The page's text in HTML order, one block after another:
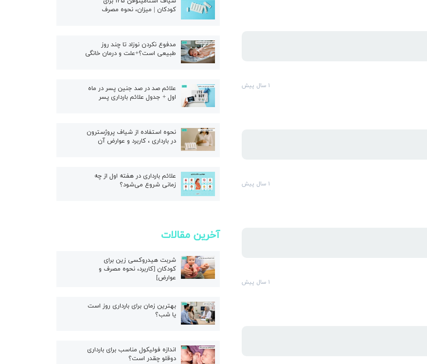
۱ سال پیش
۱ سال پیش
۱ سال پیش
کودکان | میزان، نحوه مصرف
مدفوع نکردن نوزاد تا چند روز
طبیعی است؟+علت و درمان خانگی
علائم صد در صد جنین پسر در ماه
اول + جدول علائم بارداری پسر
نحوه استفاده از شیاف پروژسترون
در بارداری ، کاربرد و عوارض آن
علائم بارداری در هفته اول از چه
زمانی شروع می‌شود؟
آخرین مقالات
شربت هیدروکسی زین برای
کودکان [کاربرد، نحوه مصرف و
عوارض]
بهترین زمان برای بارداری روز است
یا شب؟
اندازه فولیکول مناسب برای بارداری
دوقلو چقدر است؟